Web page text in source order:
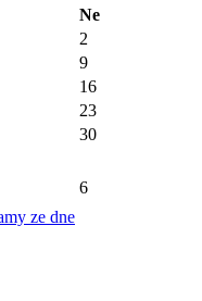
Ne
2
9
16
23
30
ze dne
6